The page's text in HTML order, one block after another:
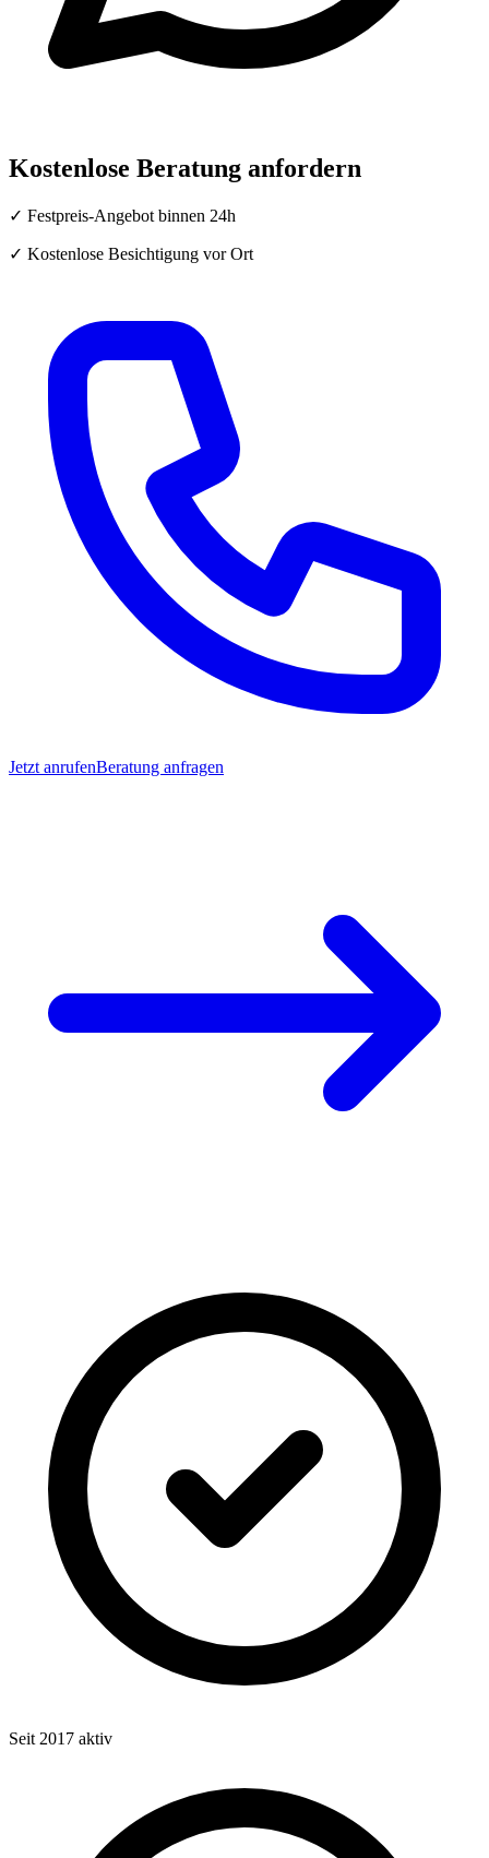
Kostenlose Beratung anfordern
✓ Festpreis-Angebot binnen 24h
✓ Kostenlose Besichtigung vor Ort
Jetzt anrufenBeratung anfragen
Seit 2017 aktiv